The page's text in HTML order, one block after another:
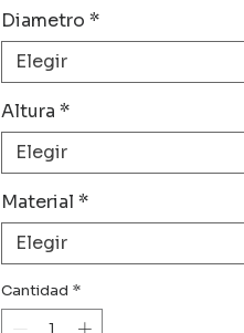
Diametro *
Elegir
Altura *
Elegir
Material *
Elegir
Cantidad *